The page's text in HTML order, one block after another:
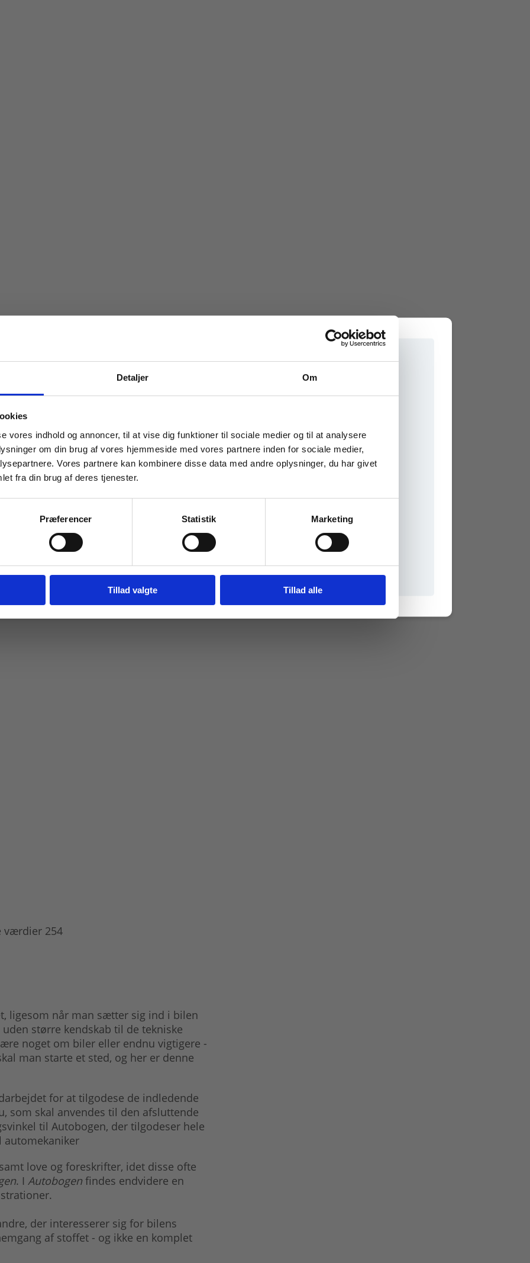
Detaljer Om
vores indhold og annoncer, til at vise dig funktioner til sociale medier og til at analysere
om din brug af vores hjemmeside med vores partnere inden for sociale medier,
Vores partnere kan kombinere disse data med andre oplysninger, du har givet
fra din brug af deres tjenester.
Præferencer Statistik Marketing
Tillad valgte Tillad alle
værdier 254
ligesom når man sætter sig ind i bilen
større kendskab til de tekniske
noget om biler eller endnu vigtigere -
man starte et sted, og her er denne
for at tilgodese de indledende
som skal anvendes til den afsluttende
til Autobogen, der tilgodeser hele
automekaniker
love og foreskrifter, idet disse ofte
. I Autobogen findes endvidere en
der interesserer sig for bilens
af stoffet - og ikke en komplet
mm.
For institutioner og
virksomheder. Du får
vist priser ekskl. moms.
Tilgå dine onlinematerialer